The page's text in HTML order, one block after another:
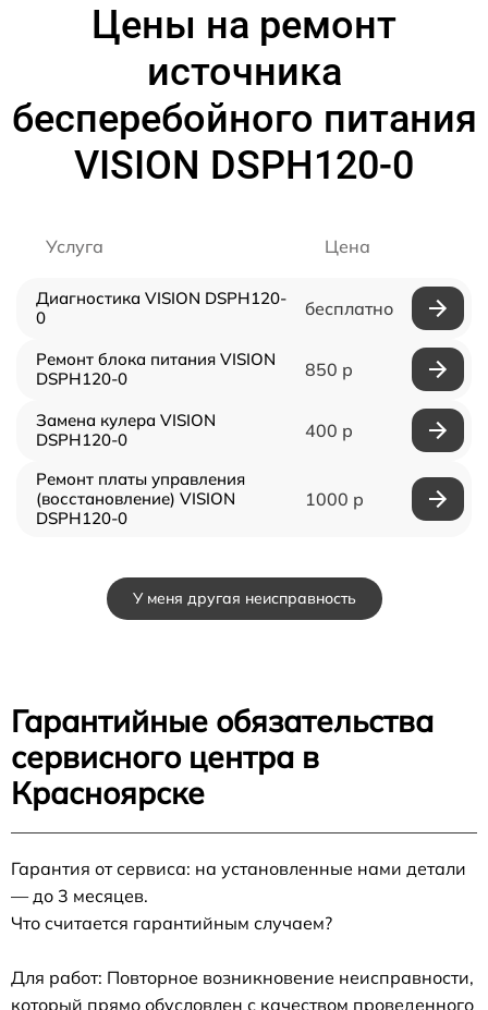
Цены на ремонт
источника
бесперебойного питания
VISION DSPH120-0
Услуга Цена
Диагностика VISION DSPH120-
0
бесплатно
Ремонт блока питания VISION
DSPH120-0
850 р
Замена кулера VISION
DSPH120-0
400 р
Ремонт платы управления
(восстановление) VISION
DSPH120-0
1000 р
У меня другая неисправность
Гарантийные обязательства
сервисного центра в
Красноярске
Гарантия от сервиса: на установленные нами детали
— до 3 месяцев.
Что считается гарантийным случаем?
Для работ: Повторное возникновение неисправности,
который прямо обусловлен с качеством проведенного